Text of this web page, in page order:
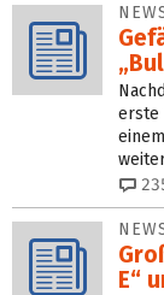
erste
E“